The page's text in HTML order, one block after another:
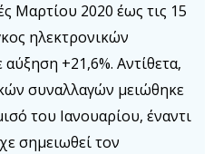
Μαρτίου 2020 έως τις 15
ηλεκτρονικών
+21,6%. Αντίθετα,
συναλλαγών μειώθηκε
του Ιανουαρίου, έναντι
σημειωθεί τον